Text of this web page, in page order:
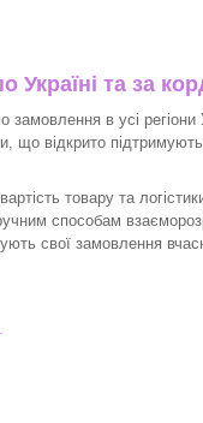
Україні та за
замовлення в усі регіони
що відкрито
товару та
способам
свої замовлення